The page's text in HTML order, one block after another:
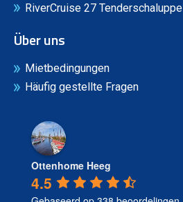
RiverCruise 27 Tenderschaluppe
Über uns
Mietbedingungen
Häufig gestellte Fragen
Ottenhome Heeg
4.5